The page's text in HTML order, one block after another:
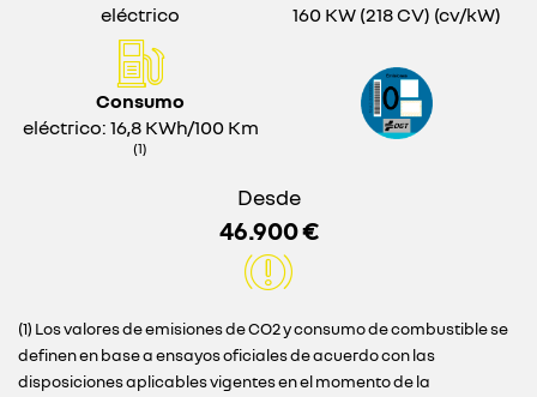
eléctrico 160 KW (218 CV) (cv/kW)
Consumo
eléctrico: 16,8 KWh/100 Km
(1)
Desde
46.900 €
(1) Los valores de emisiones de CO2 y consumo de combustible se
definen en base a ensayos oficiales de acuerdo con las
disposiciones aplicables vigentes en el momento de la